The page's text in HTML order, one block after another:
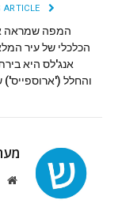
המפה שמראה
הכלכלי של עיר
אנג'לס היא
והחלל ('ארוספייס')